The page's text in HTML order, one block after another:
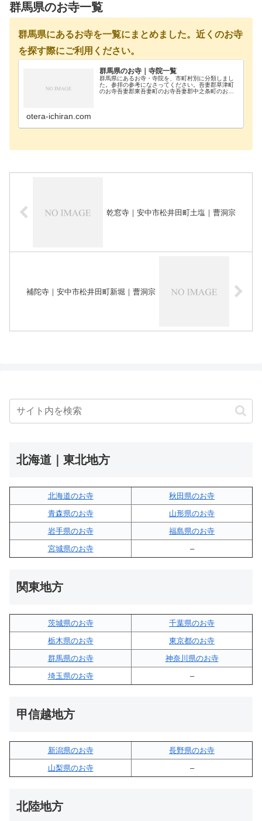
群馬県のお寺一覧
群馬県にあるお寺を一覧にまとめました。近くのお寺
を探す際にご利用ください。
群馬県のお寺｜寺院一覧
群馬県にあるお寺・寺院を、市町村別に分類しまし
た。参拝の参考になさってください。吾妻郡草津町
のお寺吾妻郡東吾妻町のお寺吾妻郡中之条町のお寺
otera-ichiran.com
乾窓寺｜安中市松井田町土塩｜曹洞宗
補陀寺｜安中市松井田町新堀｜曹洞宗
北海道｜東北地方
北海道のお寺
秋田県のお寺
青森県のお寺
山形県のお寺
岩手県のお寺
福島県のお寺
宮城県のお寺
–
関東地方
茨城県のお寺
千葉県のお寺
栃木県のお寺
東京都のお寺
群馬県のお寺
神奈川県のお寺
埼玉県のお寺
–
甲信越地方
新潟県のお寺
長野県のお寺
山梨県のお寺
–
北陸地方